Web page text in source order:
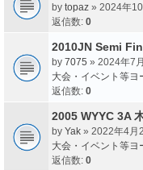
by topaz » 2024年
返信数: 0
2010JN Semi
by 7075 » 2024年7
大会・イベント等ヨ
返信数: 0
2005 WYYC 3A
by Yak » 2022年4月
大会・イベント等ヨ
返信数: 0